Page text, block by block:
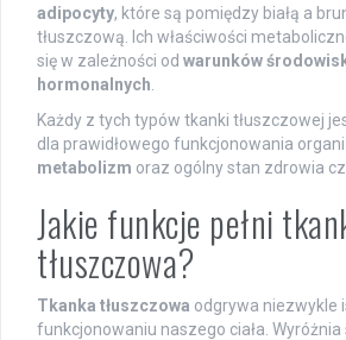
adipocyty, które są pomiędzy białą a
tłuszczową. Ich właściwości
się w zależności od warunków
hormonalnych
Każdy z tych typów tkanki tłuszczowej
dla prawidłowego funkcjonowania
metabolizm oraz ogólny stan zdrowia
Jakie funkcje pełni
tłuszczowa?
Tkanka tłuszczowa odgrywa niezwykle
funkcjonowaniu naszego ciała.